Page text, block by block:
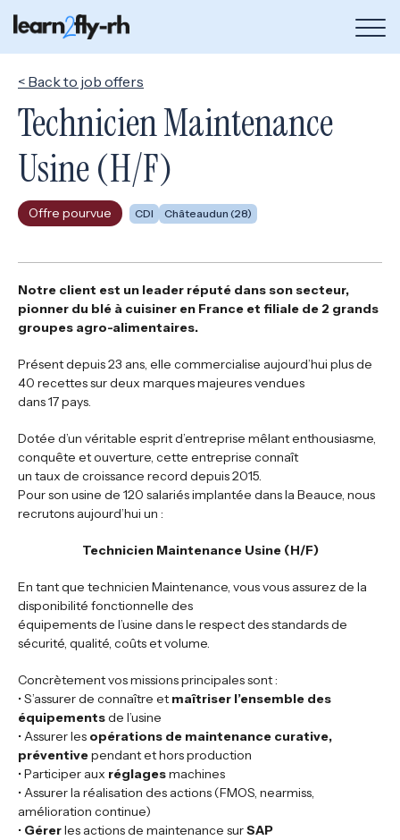
de
< Back to job offers
Technicien Maintenance
Usine (H/F)
Offre pourvue CDI Châteaudun (28)
Notre client est un leader réputé dans son secteur,
pionner du blé à cuisiner en France et filiale de 2 grands
groupes agro-alimentaires.
Présent depuis 23 ans, elle commercialise aujourd’hui plus de
40 recettes sur deux marques majeures vendues
dans 17 pays.
Dotée d’un véritable esprit d’entreprise mêlant enthousiasme,
conquête et ouverture, cette entreprise connaît
un taux de croissance record depuis 2015.
Pour son usine de 120 salariés implantée dans la Beauce, nous
recrutons aujourd’hui un :
Technicien Maintenance Usine (H/F)
En tant que technicien Maintenance, vous vous assurez de la
disponibilité fonctionnelle des
équipements de l’usine dans le respect des standards de
sécurité, qualité, coûts et volume.
Concrètement vos missions principales sont :
• S’assurer de connaître et maîtriser l’ensemble des
équipementsde l’usine
• Assurer les opérations de maintenance curative,
préventivependant et hors production
• Participer aux réglagesmachines
• Assurer la réalisation des actions (FMOS, nearmiss,
amélioration continue)
• Gérerles actions de maintenance surSAP